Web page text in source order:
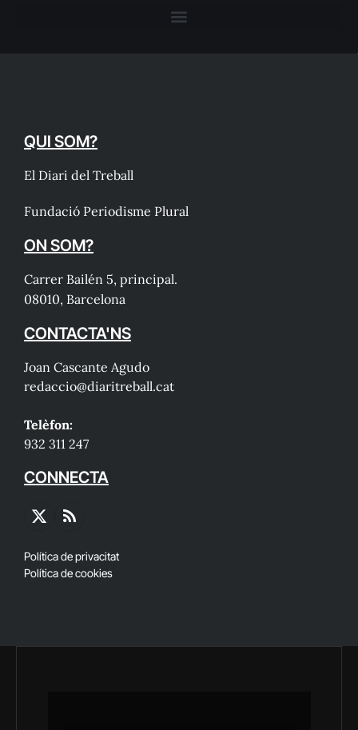
QUI SOM?
El Diari del Treball
Fundació Periodisme Plural
ON SOM?
Carrer Bailén 5, principal.
08010, Barcelona
CONTACTA'NS
Joan Cascante Agudo
redaccio@diaritreball.cat
Telèfon:
932 311 247
CONNECTA
X
RSS
Política de privacitat
Política de cookies